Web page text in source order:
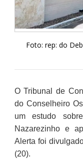
Foto: rep: do
O Tribunal de
do Conselheiro
um estudo
Nazarezinho e
Alerta foi
(20).